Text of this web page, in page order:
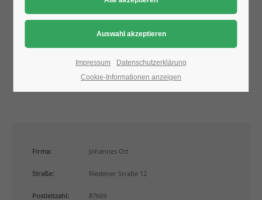
Get in touch
376-293 City Road, Suite 600
San Francisco, CA 94102
info@yourdomain.com
About us
Firma: Johannes Ott
Straße: Riedener Straße 12
Postleitzahl: 87669
Impressum
Datenschutzerklärung
Cookie-Informationen anzeigen